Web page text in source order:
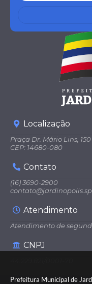
Prefeitura Municipal de
Localização
Praça Dr. Mário Lins,
CEP: 14680-080
Contato
(16) 3690-2900
Atendimento
Atendimento de
CNPJ